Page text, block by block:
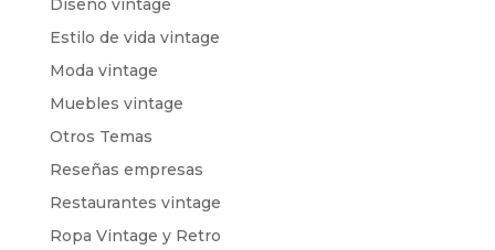
Diseño vintage
Estilo de vida vintage
Moda vintage
Muebles vintage
Otros Temas
Reseñas empresas
Restaurantes vintage
Ropa Vintage y Retro